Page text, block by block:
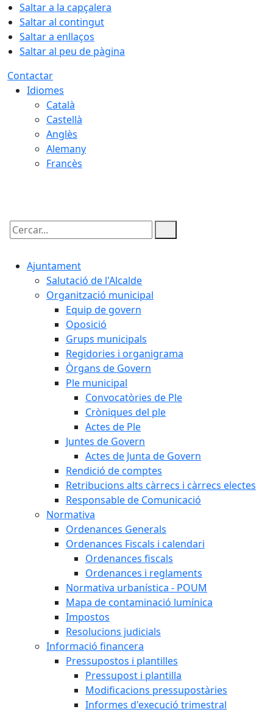
Saltar a la capçalera
Saltar al contingut
Saltar a enllaços
Saltar al peu de pàgina
Contactar
Idiomes
Català
Castellà
Anglès
Alemany
Francès
Cercar:
Ajuntament
Salutació de l'Alcalde
Organització municipal
Equip de govern
Oposició
Grups municipals
Regidories i organigrama
Òrgans de Govern
Ple municipal
Convocatòries de Ple
Cròniques del ple
Actes de Ple
Juntes de Govern
Actes de Junta de Govern
Rendició de comptes
Retribucions alts càrrecs i càrrecs electes
Responsable de Comunicació
Normativa
Ordenances Generals
Ordenances Fiscals i calendari
Ordenances fiscals
Ordenances i reglaments
Normativa urbanística - POUM
Mapa de contaminació lumínica
Impostos
Resolucions judicials
Informació financera
Pressupostos i plantilles
Pressupost i plantilla
Modificacions pressupostàries
Informes d'execució trimestral